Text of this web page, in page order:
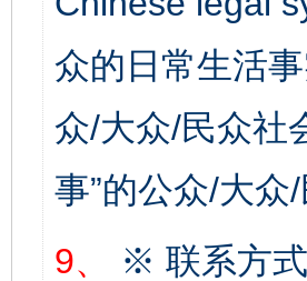
众的日常生活
众/大众/民众社
事”的公众/大
9、
※ 联系方
完善运行机制助力责任有效落实